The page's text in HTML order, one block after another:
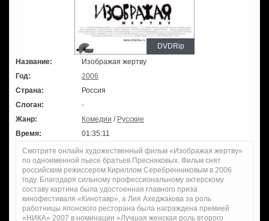
DVDRip
Название:
Изображая жертву
Год:
2006
Страна:
Россия
Слоган:
-
Жанр:
Комедии / Русские
Время:
01:35:11
Смотрите онлайн художественный фильм «Изображая жертву»
по одноименной пьесе братьев Пресняковых. Фильм снят
российским режиссером Кириллом Серебренниковым в 2006
году. Благодаря сильному профессиональному актерскому
составу картина была удостоенная главного приза
кинофестиваля «Кинотавр», а Лия Ахеджакова за роль
работницы японского ресторана была награждена премией
«НИКА» 2007 в номинации «Лучшая женская роль второго